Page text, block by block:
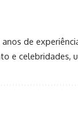
de
celebridades,